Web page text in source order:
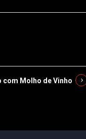
com Molho de Vinho